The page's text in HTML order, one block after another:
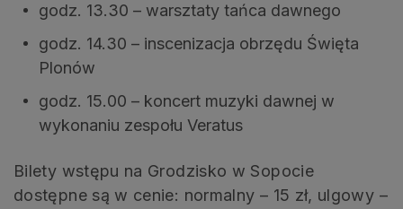
godz. 13.30 – warsztaty tańca dawnego
godz. 14.30 – inscenizacja obrzędu Święta
Plonów
godz. 15.00 – koncert muzyki dawnej w
wykonaniu zespołu Veratus
Bilety wstępu na Grodzisko w Sopocie
dostępne są w cenie: normalny – 15 zł, ulgowy –